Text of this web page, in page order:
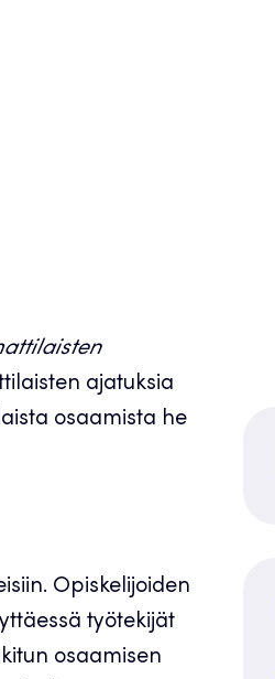
ajatuksia
osaamista he
Opiskelijoiden
työtekijät
osaamisen